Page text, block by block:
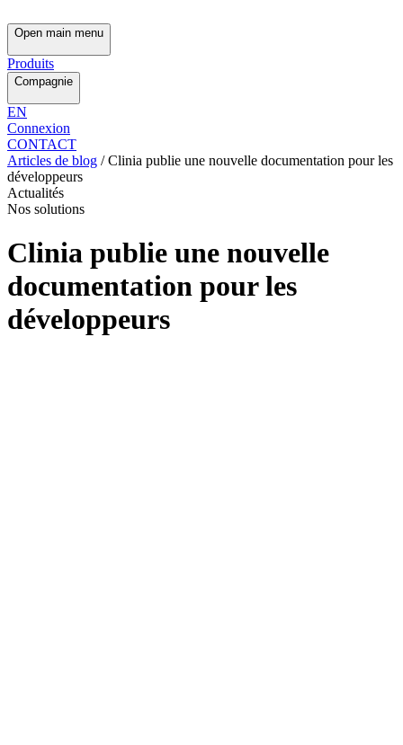
Open main menu
Produits
Compagnie
EN
Connexion
CONTACT
Articles de blog /Clinia publie une nouvelle documentation pour les
développeurs
Actualités
Nos solutions
Clinia publie une nouvelle
documentation pour les
développeurs